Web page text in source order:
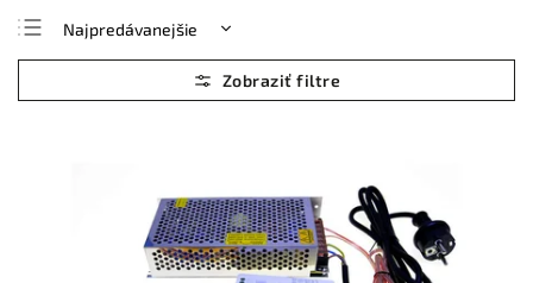
Najpredávanejšie
Najlacnejšie
Najdrahšie